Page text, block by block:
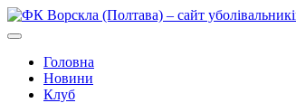
Головна
Новини
Клуб